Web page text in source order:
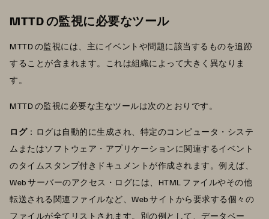
MTTD の監視に必要なツール
MTTD の監視には、主にイベントや問題に該当するものを追跡
することが含まれます。これは組織によって大きく異なりま
す。
MTTD の監視に必要な主なツールは次のとおりです。
ログ：ログは自動的に生成され、特定のコンピュータ・システ
ムまたはソフトウェア・アプリケーションに関連するイベント
のタイムスタンプ付きドキュメントが作成されます。例えば、
Web サーバーのアクセス・ログには、HTML ファイルやその他
転送される関連ファイルなど、Web サイトから要求する個々の
ファイルが全てリストされます。別の例として、データベー